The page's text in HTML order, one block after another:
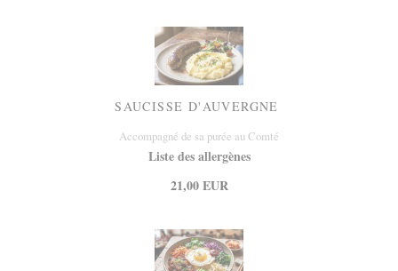
SAUCISSE D'AUVERGNE
Accompagné de sa purée au Comté
Liste des allergènes
21,00 EUR